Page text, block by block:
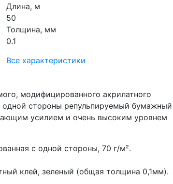
Длина, м
50
Толщина, мм
0.1
Все характеристики
модифицированного акрилатного
одной стороны репульпируемый бумажный
усилием и очень высоким уровнем
с одной стороны, 70 г/м².
клей, зеленый (общая толщина 0,1мм).